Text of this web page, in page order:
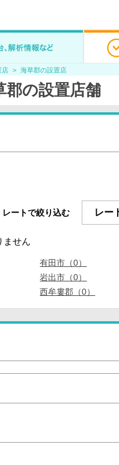
店 海草郡の設置店
郡の設置店舗
レートで絞り込む
ません
有田市（0）
岩出市（0）
西牟婁郡（0）